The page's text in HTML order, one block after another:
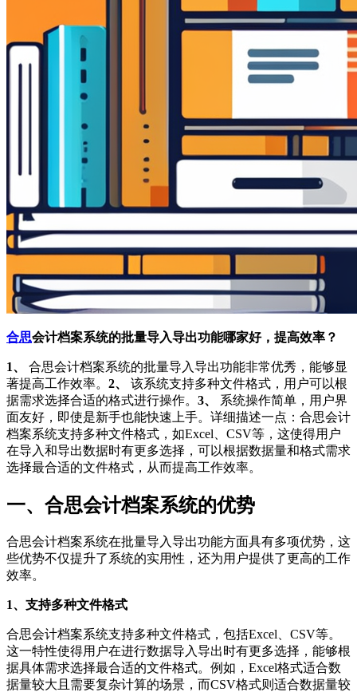
合思会计档案系统的批量导入导出功能哪家好，提高效率？
1、
合思会计档案系统的批量导入导出功能非常优秀，能够显
著提高工作效率。 2、
该系统支持多种文件格式，用户可以根
据需求选择合适的格式进行操作。 3、
系统操作简单，用户界
面友好，即使是新手也能快速上手。详细描述一点：合思会计
档案系统支持多种文件格式，如Excel、CSV等，这使得用户
在导入和导出数据时有更多选择，可以根据数据量和格式需求
选择最合适的文件格式，从而提高工作效率。
一、合思会计档案系统的优势
合思会计档案系统在批量导入导出功能方面具有多项优势，这
些优势不仅提升了系统的实用性，还为用户提供了更高的工作
效率。
1、支持多种文件格式
合思会计档案系统支持多种文件格式，包括Excel、CSV等。
这一特性使得用户在进行数据导入导出时有更多选择，能够根
据具体需求选择最合适的文件格式。例如，Excel格式适合数
据量较大且需要复杂计算的场景，而CSV格式则适合数据量较